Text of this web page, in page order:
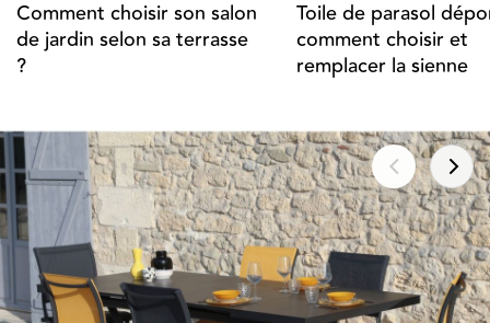
Comment choisir son salon
de jardin selon sa terrasse
?
Toile de parasol
comment choisir et
remplacer la sienne